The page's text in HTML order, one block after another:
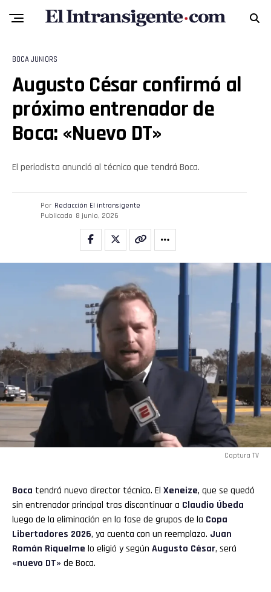
BOCA JUNIORS
Augusto César confirmó al
próximo entrenador de
Boca: «Nuevo DT»
El periodista anunció al técnico que tendrá Boca.
Por Redacción El intransigente
Publicado 8 junio, 2026
Captura TV
Boca tendrá nuevo director técnico. El Xeneize, que se quedó
sin entrenador principal tras discontinuar a Claudio Úbeda
luego de la eliminación en la fase de grupos de la Copa
Libertadores 2026, ya cuenta con un reemplazo. Juan
Román Riquelme lo eligió y según Augusto César, será
«nuevo DT» de Boca.
Whatsapp
Email